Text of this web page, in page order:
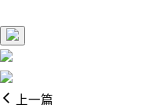
上一篇